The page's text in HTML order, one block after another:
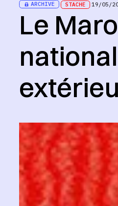
ARCHIVE STACHE 19/05/
Le